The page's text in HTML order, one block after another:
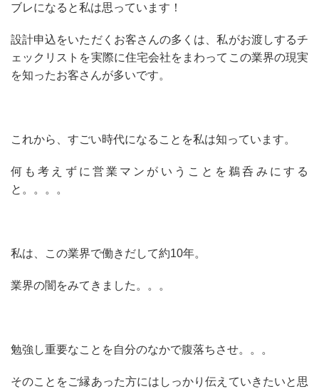
ブレになると私は思っています！
設計申込をいただくお客さんの多くは、私がお渡しするチ
ェックリストを実際に住宅会社をまわってこの業界の現実
を知ったお客さんが多いです。
これから、すごい時代になることを私は知っています。
何も考えずに営業マンがいうことを鵜呑みにする
と。。。。
私は、この業界で働きだして約10年。
業界の闇をみてきました。。。
勉強し重要なことを自分のなかで腹落ちさせ。。。
そのことをご縁あった方にはしっかり伝えていきたいと思